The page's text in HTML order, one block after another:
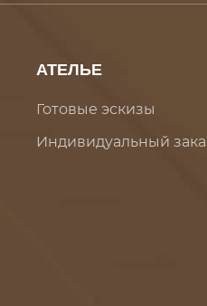
АТЕЛЬЕ
Готовые эскизы
Индивидуальный